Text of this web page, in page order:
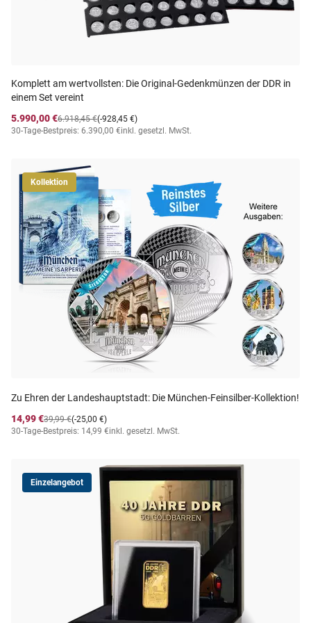
Komplett am wertvollsten: Die Original-Gedenkmünzen der DDR in
einem Set vereint
5.990,00 €
(-928,45 €)
6.918,45 €
30-Tage-Bestpreis: 6.390,00 €inkl. gesetzl. MwSt.
Kollektion
Zu Ehren der Landeshauptstadt: Die München-Feinsilber-Kollektion!
14,99 €
(-25,00 €)
39,99 €
30-Tage-Bestpreis: 14,99 €inkl. gesetzl. MwSt.
Einzelangebot